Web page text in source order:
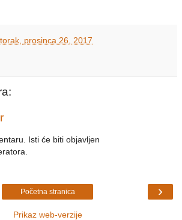
prosinca 26, 2017
Isti će biti objavljen
›
Početna stranica
Prikaz web-verzije